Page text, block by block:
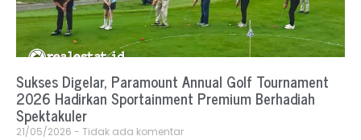
Sukses Digelar, Paramount Annual Golf Tournament
2026 Hadirkan Sportainment Premium Berhadiah
Spektakuler
21/05/2026 Tidak ada komentar